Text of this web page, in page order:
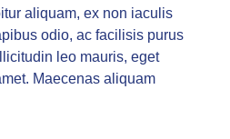
aliquam, ex non iaculis
odio, ac facilisis purus
leo mauris, eget
Maecenas aliquam